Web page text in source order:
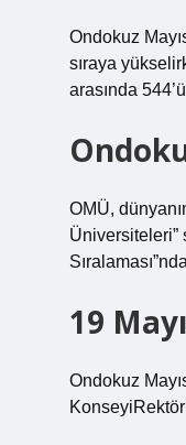
Ondokuz
sıraya
arasında
OMÜ,
Üniversiteleri”
19
Ondokuz